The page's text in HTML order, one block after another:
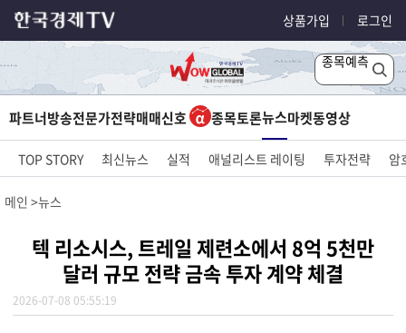
상품가입 로그인
종목예측
파트너방송전문가전략매매신호 종목토론뉴스마켓동영상
TOP STORY 최신뉴스 실적 애널리스트 레이팅 투자전략 암
메인 뉴스
텍 리소시스, 트레일 제련소에서 8억 5천만
달러 규모 전략 금속 투자 계약 체결
2026-07-08 05:55:19